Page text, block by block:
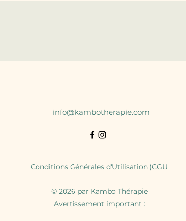
info@kambotherapie.com
Conditions Générales d'Utilisation (CGU
© 2026 par Kambo Thérapie
Avertissement important :